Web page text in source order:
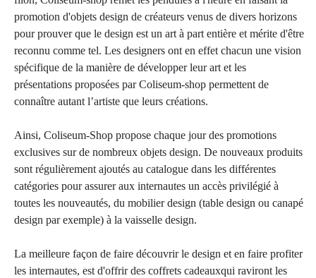
promotion d'objets design de créateurs venus de divers horizons
pour prouver que le design est un art à part entière et mérite d'être
reconnu comme tel. Les designers ont en effet chacun une vision
spécifique de la manière de développer leur art et les
présentations proposées par Coliseum-shop permettent de
connaître autant l’artiste que leurs créations.
Ainsi, Coliseum-Shop propose chaque jour des promotions
exclusives sur de nombreux objets design. De nouveaux produits
sont régulièrement ajoutés au catalogue dans les différentes
catégories pour assurer aux internautes un accès privilégié à
toutes les nouveautés, du mobilier design (table design ou canapé
design par exemple) à la vaisselle design.
La meilleure façon de faire découvrir le design et en faire profiter
les internautes, est d'offrir des coffrets cadeauxqui raviront les